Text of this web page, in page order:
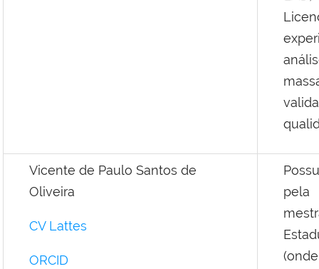
Vicente de Paulo Santos de
Oliveira
CV Lattes
ORCID
pela